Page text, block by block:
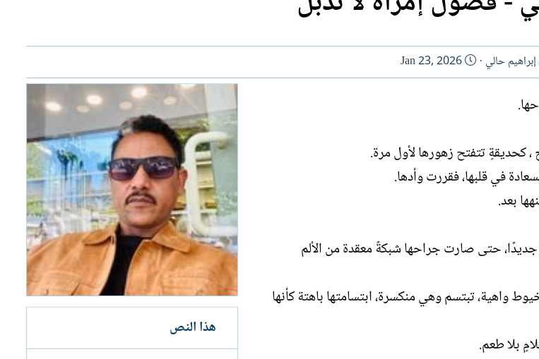
ا
ل
ا
إبراهيم حالي
ت
ا
ل
إ
ء
Jan 23, 2026
كحديقةٍ تتفتح زهورها لأول مرة.
في قلبها، فقررت وأدها.
بعد.
جديدًا، حتى صارت جراحها شبكةً معقدة من الألم
تبتسم وهي منكسرة، ابتسامتها باهتة كأنها
بلا طعم.
هذا النص